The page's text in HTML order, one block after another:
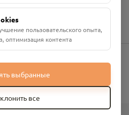
пользовательского опыта,
оптимизация контента
выбранные
все